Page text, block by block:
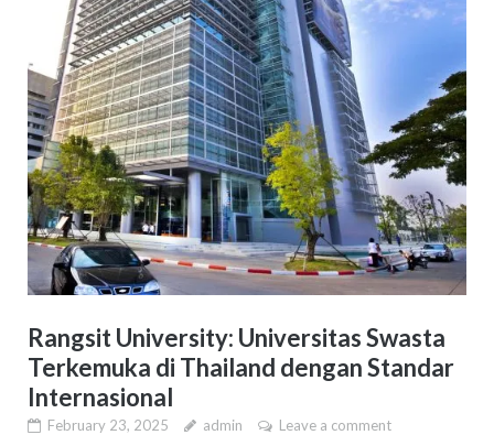
Rangsit University: Universitas Swasta
Terkemuka di Thailand dengan Standar
Internasional
February 23, 2025 admin Leave a comment